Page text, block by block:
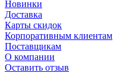
Новинки
Доставка
Карты скидок
Корпоративным клиентам
Поставщикам
О компании
Оставить отзыв